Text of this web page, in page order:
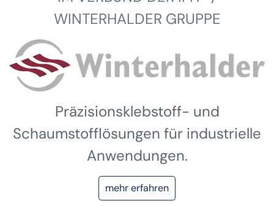
WINTERHALDER GRUPPE
Winterhalder
Präzisionsklebstoff- und
Schaumstofflösungen für industrielle
Anwendungen.
mehr erfahren